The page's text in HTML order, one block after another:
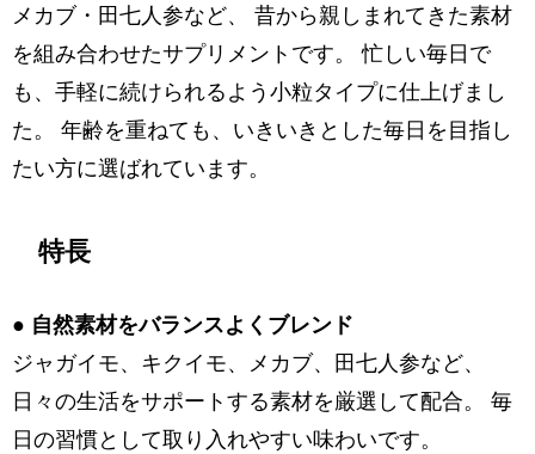
メカブ・田七人参など、 昔から親しまれてきた素材
を組み合わせたサプリメントです。 忙しい毎日で
も、手軽に続けられるよう小粒タイプに仕上げまし
た。 年齢を重ねても、いきいきとした毎日を目指し
たい方に選ばれています。
特長
● 自然素材をバランスよくブレンド
ジャガイモ、キクイモ、メカブ、田七人参など、
日々の生活をサポートする素材を厳選して配合。 毎
日の習慣として取り入れやすい味わいです。